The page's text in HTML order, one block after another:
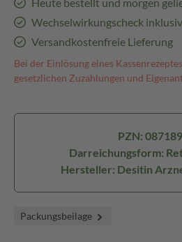
Wechselwirkungscheck
Versandkostenfreie Lieferung
Bei der Einlösung eines
gesetzlichen Zuzahlungen und
PZN:
Darreichungsform:
Hersteller: Desitin
Packungsbeilage